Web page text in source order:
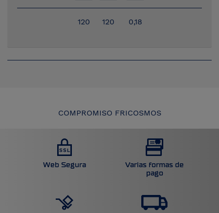
120 120 0,18
COMPROMISO FRICOSMOS
Web Segura
Varias formas de
pago